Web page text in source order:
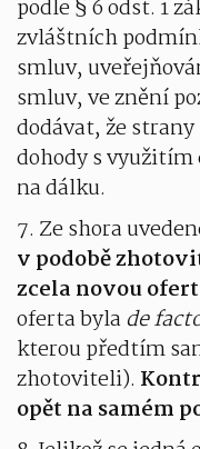
podle § 6 odst. 1
zvláštních
smluv,
smluv, ve znění
dodávat, že
dohody s
na dálku.
7. Ze shora
v podobě
zcela novou
oferta byla de
kterou předtím
zhotoviteli).
opět na samém